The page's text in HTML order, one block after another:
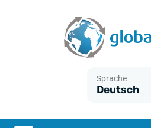
Sprache
Deutsch
Was ist die VPI-Inflation?
Was ist die HVPI-Inflation?
Historische Euribor-Sätze
Historische ESTER-Sätze
Inflationsrechner